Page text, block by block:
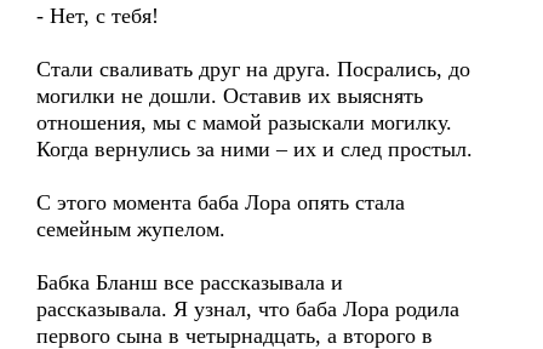
- Нет, с тебя!
Стали сваливать друг на друга. Посрались, до
могилки не дошли. Оставив их выяснять
отношения, мы с мамой разыскали могилку.
Когда вернулись за ними – их и след простыл.
С этого момента баба Лора опять стала
семейным жупелом.
Бабка Бланш все рассказывала и
рассказывала. Я узнал, что баба Лора родила
первого сына в четырнадцать, а второго в